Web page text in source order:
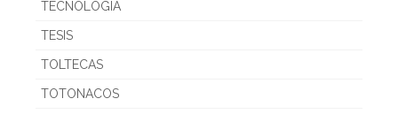
TECNOLOGIA
TESIS
TOLTECAS
TOTONACOS